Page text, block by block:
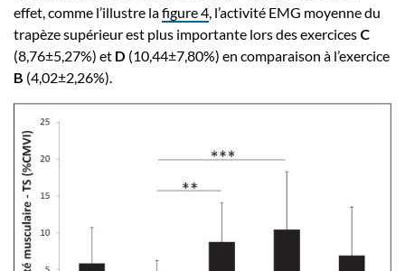
effet, comme l’illustre lafigure 4 , l’activité EMG moyenne du
trapèze supérieur est plus importante lors des exercices C
(8,76±5,27%) et D (10,44±7,80%) en comparaison à l’exercice
B (4,02±2,26%).